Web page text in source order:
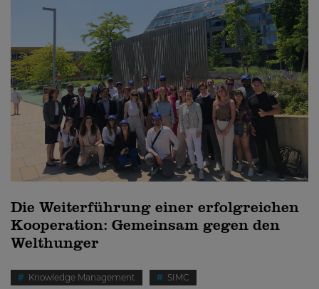
Die Weiterführung einer erfolgreichen
Kooperation: Gemeinsam gegen den
Welthunger
Knowledge Management
SIMC